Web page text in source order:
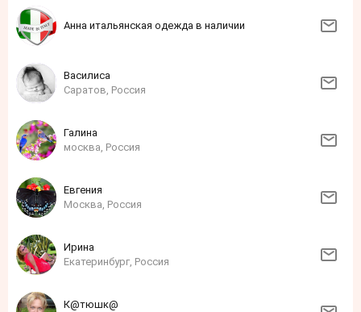
Анна итальянская одежда в наличии
Василиса
Саратов, Россия
Галина
москва, Россия
Евгения
Москва, Россия
Ирина
Екатеринбург, Россия
К@тюшк@